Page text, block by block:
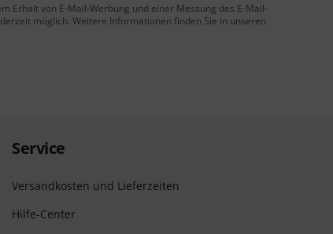
Erhalt von E-Mail-Werbung und einer Messung des E-Mail-
möglich. Weitere Informationen finden Sie in unseren
Service
Versandkosten und Lieferzeiten
Hilfe-Center